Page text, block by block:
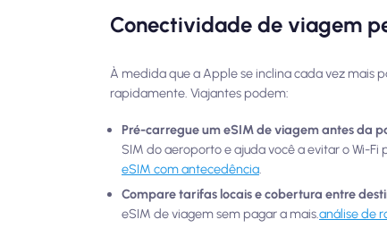
Conectividade de viagem
À medida que a Apple se inclina cada vez mais
rapidamente. Viajantes podem:
Pré-carregue um eSIM de viagem antes da
SIM do aeroporto e ajuda você a evitar o Wi-
eSIM com antecedência.
Compare tarifas locais e cobertura entre
eSIM de viagem sem pagar a mais.análise de